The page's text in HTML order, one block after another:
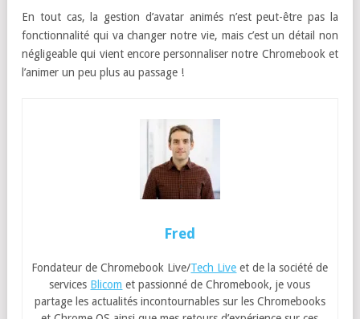
En tout cas, la gestion d’avatar animés n’est peut-être pas la
fonctionnalité qui va changer notre vie, mais c’est un détail non
négligeable qui vient encore personnaliser notre Chromebook et
l’animer un peu plus au passage !
Fred
Fondateur de Chromebook Live/Tech Live et de la société de
services Blicom et passionné de Chromebook, je vous
partage les actualités incontournables sur les Chromebooks